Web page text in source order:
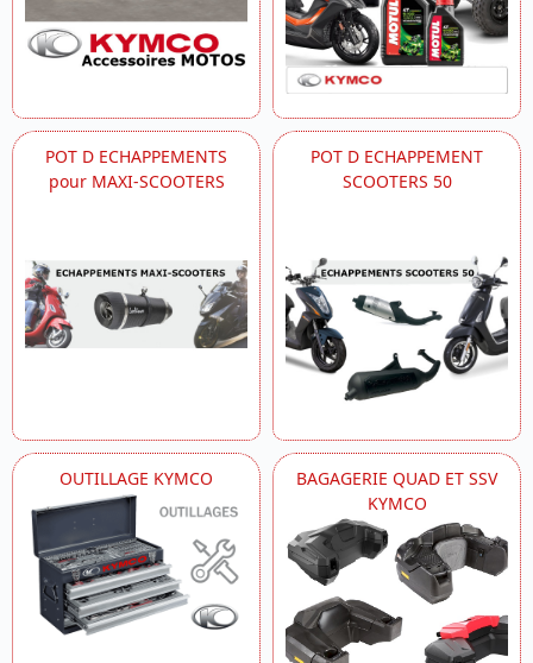
POT D ECHAPPEMENTS
pour MAXI-SCOOTERS
POT D ECHAPPEMENT
SCOOTERS 50
OUTILLAGE KYMCO
BAGAGERIE QUAD ET SSV
KYMCO